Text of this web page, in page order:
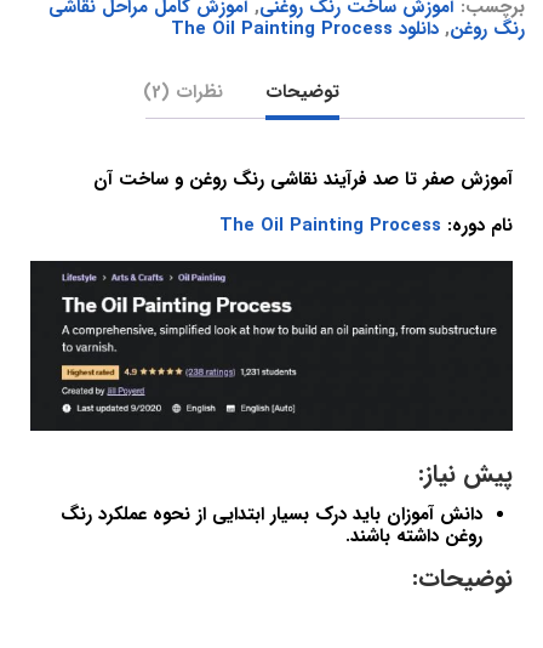
برچسب: آموزش ساخت رنگ روغنی, آموزش کامل مراحل نقاشی
رنگ روغن, دانلود The Oil Painting Process
توضیحات نظرات (2)
آموزش صفر تا صد فرآیند نقاشی رنگ روغن و ساخت آن
نام دوره: The Oil Painting Process
پیش نیاز:
دانش آموزان باید درک بسیار ابتدایی از نحوه عملکرد رنگ
روغن داشته باشند.
نوضیحات: